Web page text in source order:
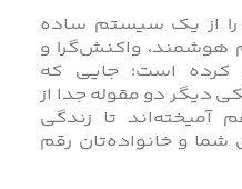
را از یک سیستم ساده
هوشمند، واکنش‌گرا و
است؛ جایی که
دیگر دو مقوله جدا از
تا زندگی
شما و خانواده‌تان رقم